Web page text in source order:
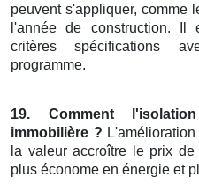
peuvent s'appliquer, comme
l'année de construction. Il
critères spécifications
programme.
19. Comment
immobilière ?
la valeur accroître le prix
plus économe en énergie et